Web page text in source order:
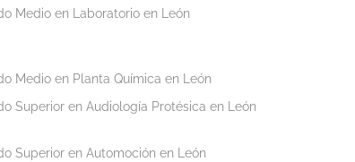
Medio en Laboratorio en León
Medio en Planta Química en León
Superior en Audiología Protésica en León
Superior en Automoción en León